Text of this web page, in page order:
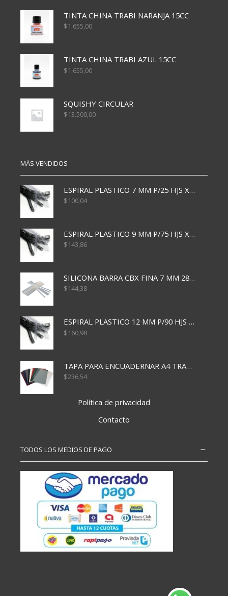
TINTA CHINA TRABI NARANJA 15CC
$1.655,00
TINTA CHINA TRABI AZUL 15CC
$1.655,00
SQUISHY CIRCULAR
$13.500,00
MÁS VENDIDOS
ESPIRAL PLASTICO 7 MM P/25 HJS X50x3000
$100,04
ESPIRAL PLASTICO 9 MM P/75 HJS X50X2400
$143,86
SILICONA BARRA CBX FINA 7 MM 28 CM
$144,38
ESPIRAL PLASTICO 12 MM P/90 HJS X50X1500
$160,98
TAPA PARA ENCUADERNAR A4 TRANSP x50x500
$236,54
Política de privacidad
Contacto
TODOS LOS MEDIOS DE PAGO